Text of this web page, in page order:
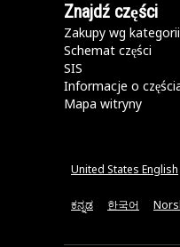
Znajdź części
Zakupy wg kategorii
Schemat części
SIS
Informacje o
Mapa witryny
United States English
ಕನ್ನಡ 한국어